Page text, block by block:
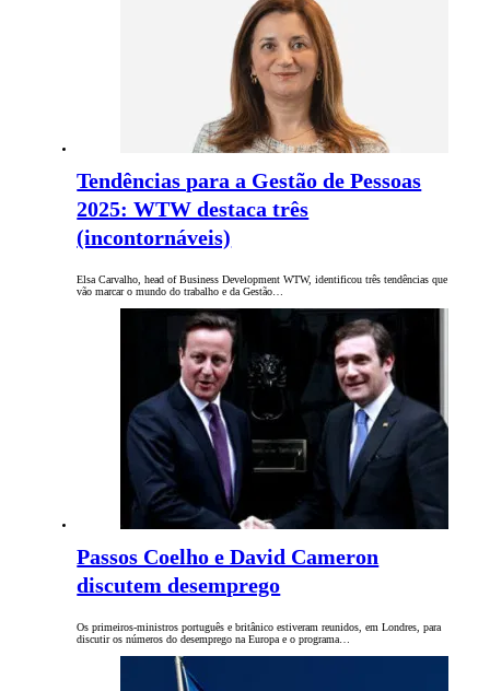
Tendências para a Gestão de Pessoas
2025: WTW destaca três
(incontornáveis)
Elsa Carvalho, head of Business Development WTW, identificou três tendências que
vão marcar o mundo do trabalho e da Gestão…
Passos Coelho e David Cameron
discutem desemprego
Os primeiros-ministros português e britânico estiveram reunidos, em Londres, para
discutir os números do desemprego na Europa e o programa…